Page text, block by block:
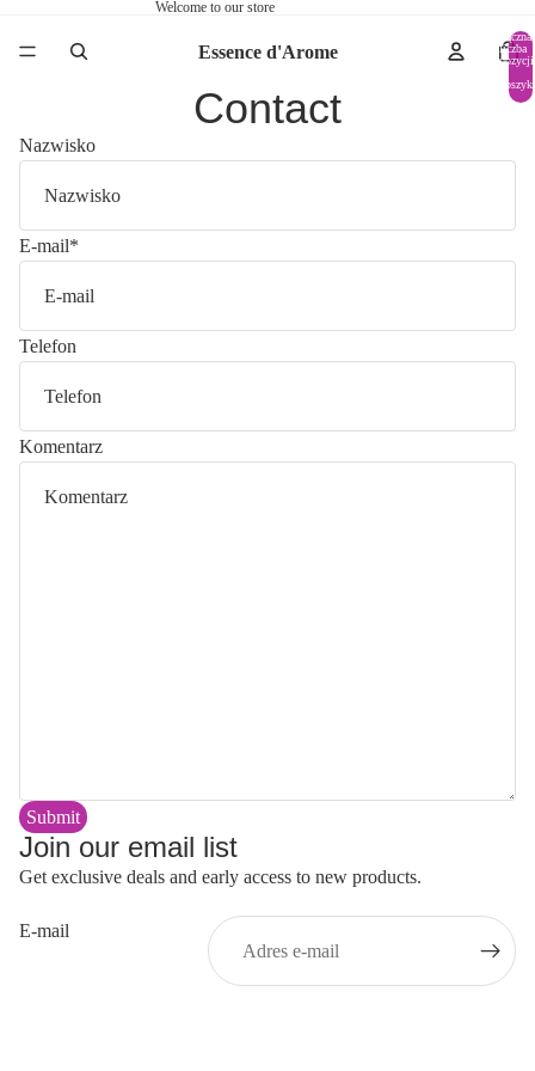
Welcome to our store
Essence d'Arome
Łączna
liczba
pozycji
Contact
Nazwisko
E-mail*
Telefon
Komentarz
Submit
Join our email list
Get exclusive deals and early access to new products.
E-mail